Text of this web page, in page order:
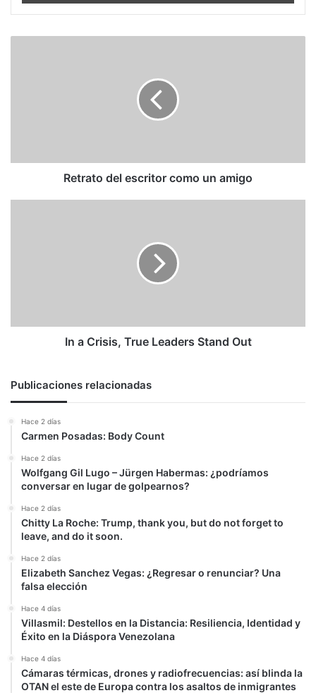
Retrato del escritor como un amigo
In a Crisis, True Leaders Stand Out
Publicaciones relacionadas
Hace 2 días
Carmen Posadas: Body Count
Hace 2 días
Wolfgang Gil Lugo – Jürgen Habermas: ¿podríamos
conversar en lugar de golpearnos?
Hace 2 días
Chitty La Roche: Trump, thank you, but do not forget to
leave, and do it soon.
Hace 2 días
Elizabeth Sanchez Vegas: ¿Regresar o renunciar? Una
falsa elección
Hace 4 días
Villasmil: Destellos en la Distancia: Resiliencia, Identidad y
Éxito en la Diáspora Venezolana
Hace 4 días
Cámaras térmicas, drones y radiofrecuencias: así blinda la
OTAN el este de Europa contra los asaltos de inmigrantes